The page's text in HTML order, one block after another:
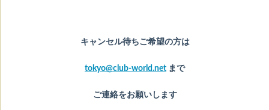
キャンセル待ちご希望の方は
tokyo@club-world.net まで
ご連絡をお願いします